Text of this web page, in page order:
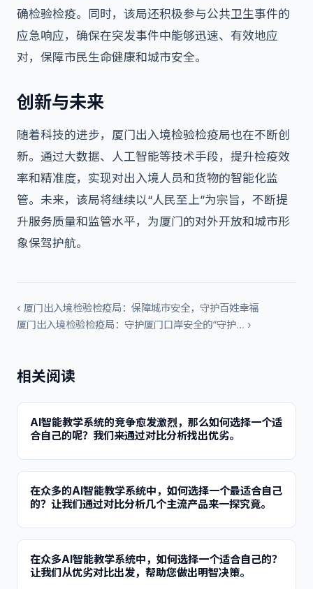
确检验检疫。同时，该局还积极参与公共卫生事件的
应急响应，确保在突发事件中能够迅速、有效地应
对，保障市民生命健康和城市安全。
创新与未来
随着科技的进步，厦门出入境检验检疫局也在不断创
新。通过大数据、人工智能等技术手段，提升检疫效
率和精准度，实现对出入境人员和货物的智能化监
管。未来，该局将继续以“人民至上”为宗旨，不断提
升服务质量和监管水平，为厦门的对外开放和城市形
象保驾护航。
‹ 厦门出入境检验检疫局：保障城市安全，守护百姓幸福
厦门出入境检验检疫局：守护厦门口岸安全的“守护… ›
相关阅读
AI智能教学系统的竞争愈发激烈，那么如何选择一个适
合自己的呢？我们来通过对比分析找出优劣。
在众多的AI智能教学系统中，如何选择一个最适合自己
的？让我们通过对比分析几个主流产品来一探究竟。
在众多AI智能教学系统中，如何选择一个适合自己的？
让我们从优劣对比出发，帮助您做出明智决策。